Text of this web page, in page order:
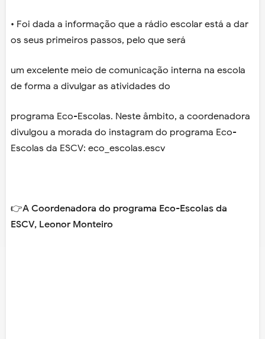
• Foi dada a informação que a rádio escolar está a dar
os seus primeiros passos, pelo que será
um excelente meio de comunicação interna na escola
de forma a divulgar as atividades do
programa Eco-Escolas. Neste âmbito, a coordenadora
divulgou a morada do instagram do programa Eco-
Escolas da ESCV: eco_escolas.escv
👉A Coordenadora do programa Eco-Escolas da
ESCV, Leonor Monteiro